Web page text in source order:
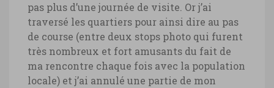
pas plus d’une journée de visite. Or j’ai
traversé les quartiers pour ainsi dire au pas
de course (entre deux stops photo qui furent
très nombreux et fort amusants du fait de
ma rencontre chaque fois avec la population
locale) et j’ai annulé une partie de mon